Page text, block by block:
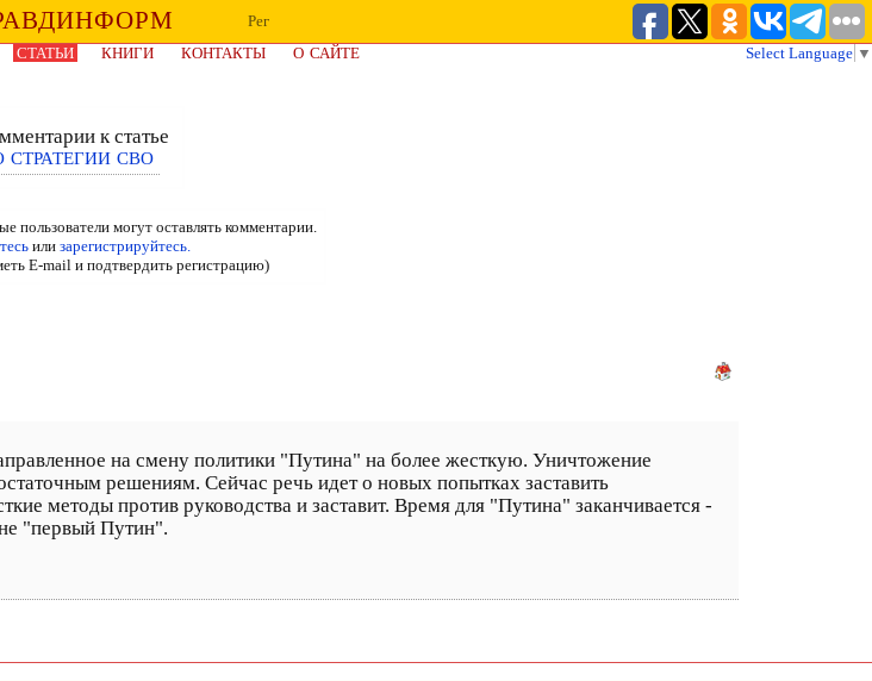
Рег
СТАТЬИ КНИГИ КОНТАКТЫ О САЙТЕ Select Language ▼
к статье
СТРАТЕГИИ СВО
пользователи могут оставлять комментарии.
или зарегистрируйтесь.
E-mail и подтвердить регистрацию)
на смену политики "Путина" на более жесткую. Уничтожение
решениям. Сейчас речь идет о новых попытках заставить
методы против руководства и заставит. Время для "Путина" заканчивается -
"первый Путин".